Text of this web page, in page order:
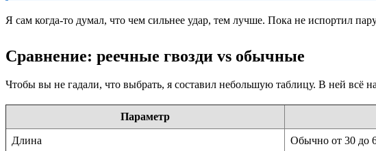
Я сам когда-то думал, что чем сильнее удар, тем лучше. Пока не испортил
Сравнение: реечные гвозди vs обычные
Чтобы вы не гадали, что выбрать, я составил небольшую таблицу. В ней всё
Параметр
Длина Обычно от 30 до